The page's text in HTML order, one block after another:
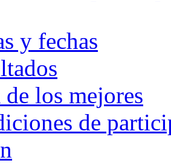
y fechas
los mejores
de